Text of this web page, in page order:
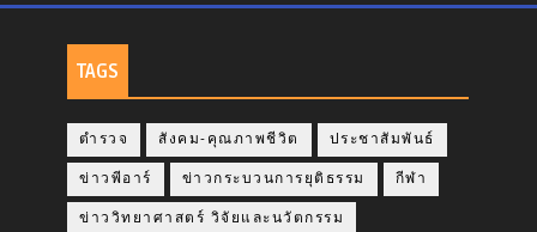
TAGS
ตำรวจ สังคม-คุณภาพชีวิต ประชาสัมพันธ์
ข่าวพีอาร์ ข่าวกระบวนการยุติธรรม กีฬา
ข่าววิทยาศาสตร์ วิจัยและนวัตกรรม